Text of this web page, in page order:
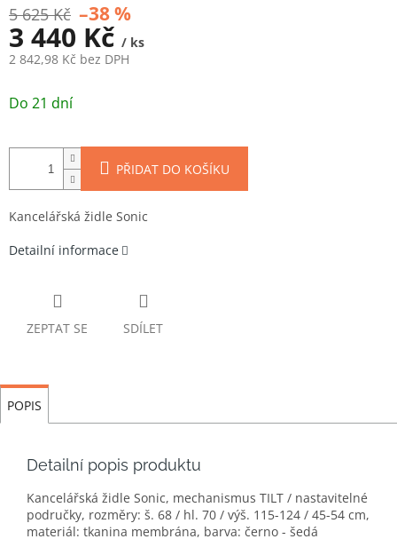
5 625 Kč –38 %
3 440 Kč / ks
2 842,98 Kč bez DPH
cena:
Do 21 dní
PŘIDAT DO KOŠÍKU
Kancelářská židle Sonic
Detailní informace
ZEPTAT SE SDÍLET
POPIS
Detailní popis produktu
Kancelářská židle Sonic, mechanismus TILT / nastavitelné
područky, rozměry: š. 68 / hl. 70 / výš. 115-124 / 45-54 cm,
materiál: tkanina membrána, barva: černo - šedá